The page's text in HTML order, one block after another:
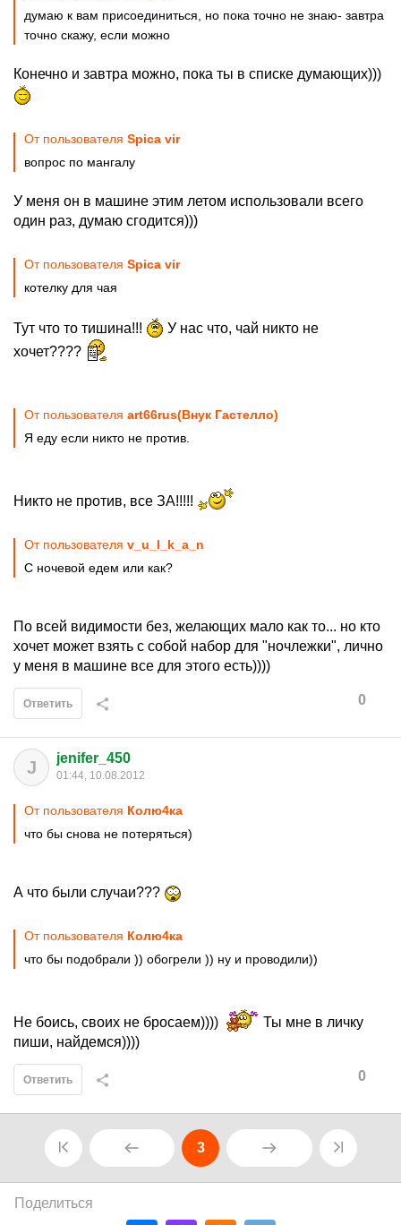
думаю к вам присоединиться, но пока точно не знаю- завтра
точно скажу, если можно
Конечно и завтра можно, пока ты в списке думающих)))
От пользователя Spica vir
вопрос по мангалу
У меня он в машине этим летом использовали всего
один раз, думаю сгодится)))
От пользователя Spica vir
котелку для чая
Тут что то тишина!!!
У нас что, чай никто не
хочет????
От пользователя art66rus(Внук Гастелло)
Я еду если никто не против.
Никто не против, все ЗА!!!!!
От пользователя v_u_l_k_a_n
С ночевой едем или как?
По всей видимости без, желающих мало как то... но кто
хочет может взять с собой набор для "ночлежки", лично
у меня в машине все для этого есть))))
0
Ответить
J jenifer_450
01:44, 10.08.2012
От пользователя Колю4ка
что бы снова не потеряться)
А что были случаи???
От пользователя Колю4ка
что бы подобрали )) обогрели )) ну и проводили))
Не боись, своих не бросаем))))
Ты мне в личку
пиши, найдемся))))
0
Ответить
3
Поделиться